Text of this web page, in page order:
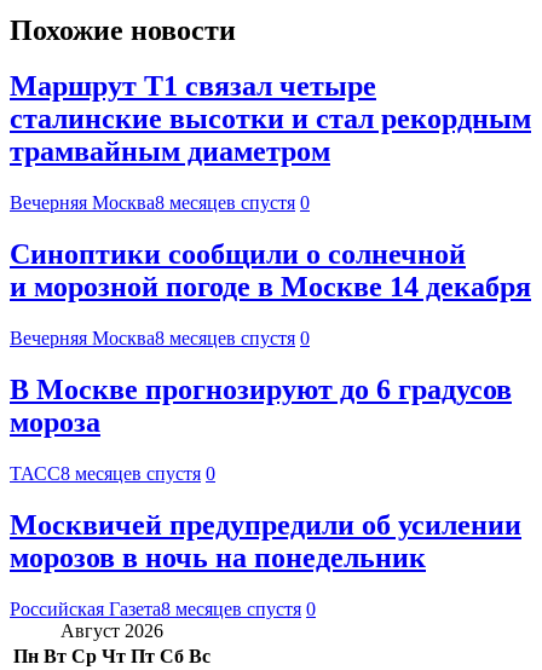
Похожие новости
Маршрут Т1 связал четыре
сталинские высотки и стал рекордным
трамвайным диаметром
Вечерняя Москва8 месяцев спустя 0
Синоптики сообщили о солнечной
и морозной погоде в Москве 14 декабря
Вечерняя Москва8 месяцев спустя 0
В Москве прогнозируют до 6 градусов
мороза
ТАСС8 месяцев спустя 0
Москвичей предупредили об усилении
морозов в ночь на понедельник
Российская Газета8 месяцев спустя 0
Август 2026
Пн Вт Ср Чт Пт Сб Вс